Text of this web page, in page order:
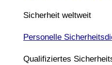
Sicherheit weltweit
Personelle
Qualifiziertes